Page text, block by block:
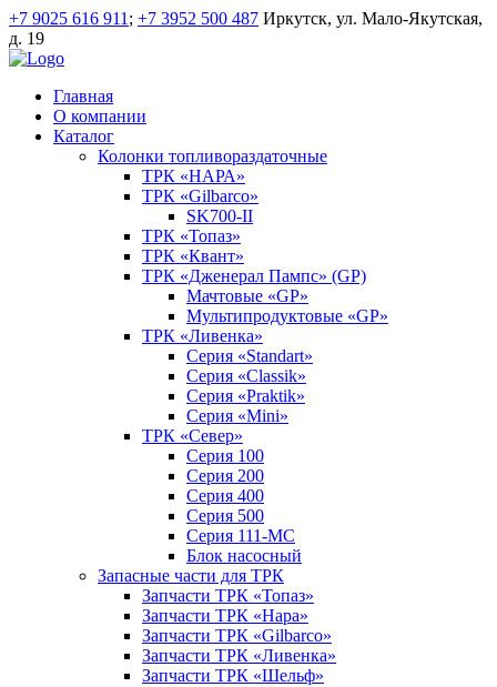
+7 9025 616 911 ; +7 3952 500 487 Иркутск, ул. Мало-Якутская,
д. 19
Главная
О компании
Каталог
Колонки топливораздаточные
ТРК «НАРА»
ТРК «Gilbarco»
SK700-II
ТРК «Топаз»
ТРК «Квант»
ТРК «Дженерал Пампс» (GP)
Мачтовые «GP»
Мультипродуктовые «GP»
ТРК «Ливенка»
Серия «Standart»
Серия «Classik»
Серия «Praktik»
Серия «Mini»
ТРК «Север»
Серия 100
Серия 200
Серия 400
Серия 500
Серия 111-МС
Блок насосный
Запасные части для ТРК
Запчасти ТРК «Топаз»
Запчасти ТРК «Нара»
Запчасти ТРК «Gilbarco»
Запчасти ТРК «Ливенка»
Запчасти ТРК «Шельф»